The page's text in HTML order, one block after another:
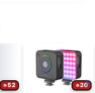
52 20